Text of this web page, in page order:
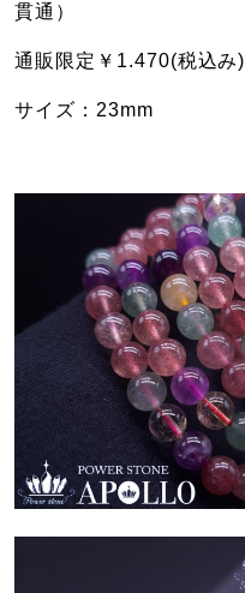
貫通）
通販限定￥1.470(税込み)
サイズ：23mm